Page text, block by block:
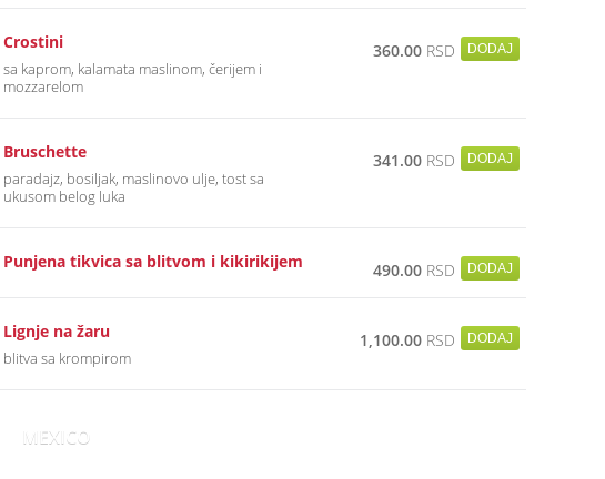
Crostini
sa kaprom, kalamata maslinom, čerijem i
mozzarelom
360.00 RSD
Bruschette
paradajz, bosiljak, maslinovo ulje, tost sa
ukusom belog luka
341.00 RSD
Punjena tikvica sa blitvom i kikirikijem 490.00 RSD
Lignje na žaru
blitva sa krompirom
1,100.00 RSD
MEXICO